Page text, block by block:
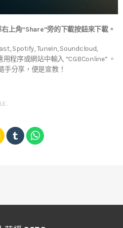
上角“Share”旁的下載按鈕來下載。
Spotify, TuneIn, Soundcloud,
程序或網站中輸入 “CGBConline” 。
分享，便是宣教！
.